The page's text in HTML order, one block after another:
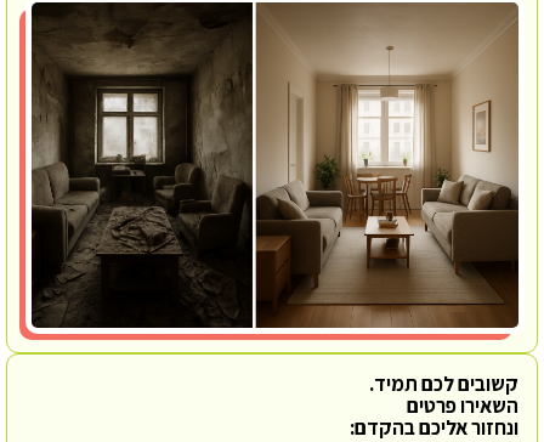
קשובים לכם תמיד.
השאירו פרטים
ונחזור אליכם בהקדם: